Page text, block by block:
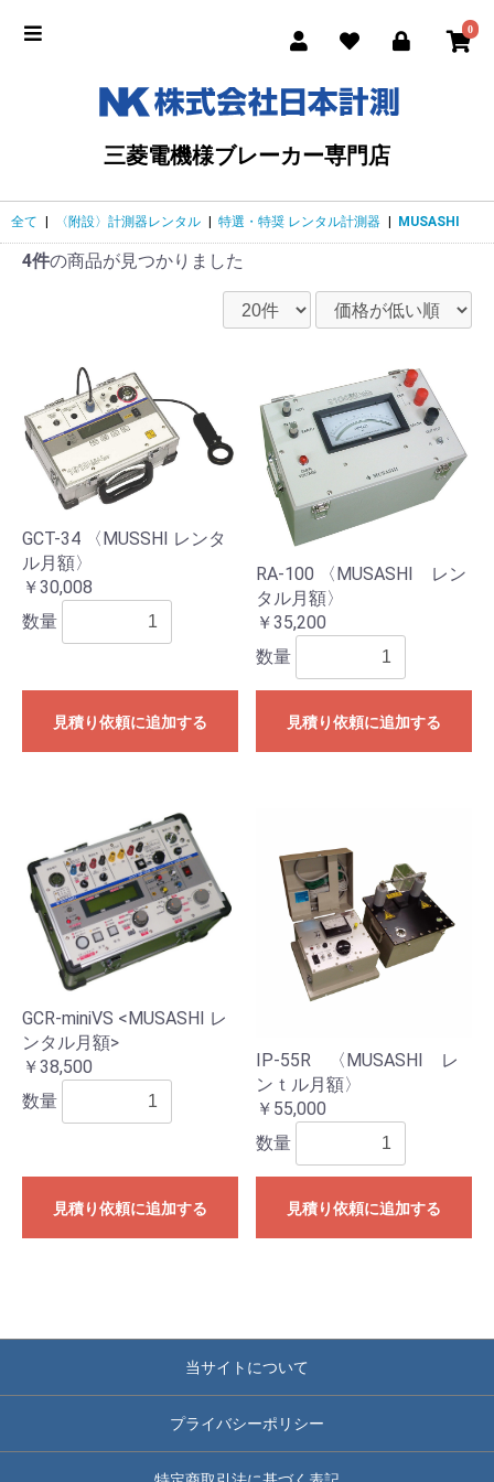
0
三菱電機様ブレーカー専門店
全て 〈附設〉計測器レンタル 特選・特奨 レンタル計測器 MUSASHI
4件の商品が見つかりました
GCT-34 〈MUSSHI レンタ
ル月額〉
￥30,008
数量
見積り依頼に追加する
RA-100 〈MUSASHI レン
タル月額〉
￥35,200
数量
見積り依頼に追加する
GCR-miniVS <MUSASHI レ
ンタル月額>
￥38,500
数量
見積り依頼に追加する
IP-55R 〈MUSASHI レ
ンｔル月額〉
￥55,000
数量
見積り依頼に追加する
当サイトについて
プライバシーポリシー